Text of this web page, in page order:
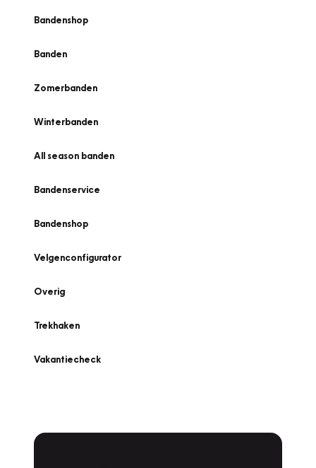
Bandenshop
Banden
Zomerbanden
Winterbanden
All season banden
Bandenservice
Bandenshop
Velgenconfigurator
Overig
Trekhaken
Vakantiecheck